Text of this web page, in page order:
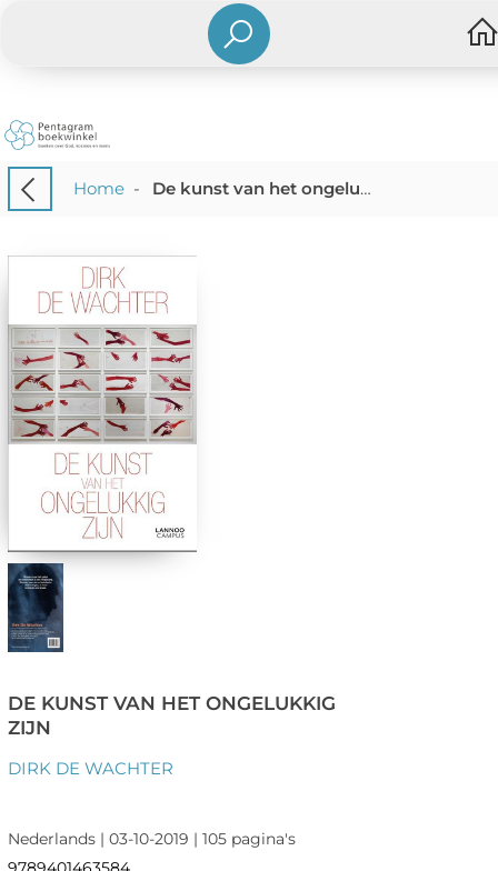
Home- De kunst van het ongelukkig zijn
DE KUNST VAN HET ONGELUKKIG
ZIJN
DIRK DE WACHTER
Nederlands | 03-10-2019 | 105 pagina's